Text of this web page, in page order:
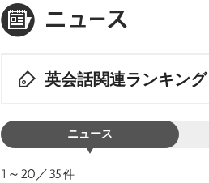
英会話関連ランキング
ニュース
1～20／35件